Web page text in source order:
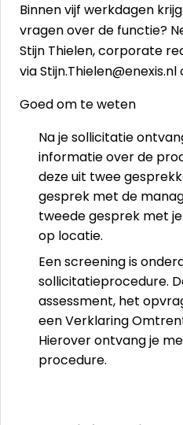
Binnen vijf werkdagen
vragen over de functie?
Stijn Thielen, corporate
via Stijn.Thielen@enexis.nl
Goed om te weten
Na je sollicitatie
informatie over de
deze uit twee
gesprek met de
tweede gesprek met
op locatie.
Een screening is
sollicitatieprocedure.
assessment, het
een Verklaring
Hierover ontvang je
procedure.